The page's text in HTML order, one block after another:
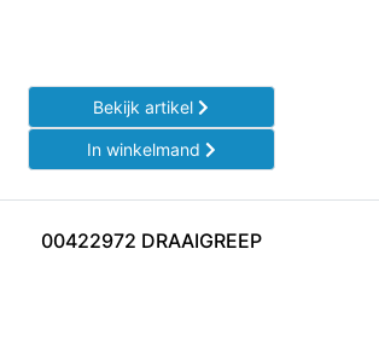
Bekijk artikel
In winkelmand
00422972 DRAAIGREEP